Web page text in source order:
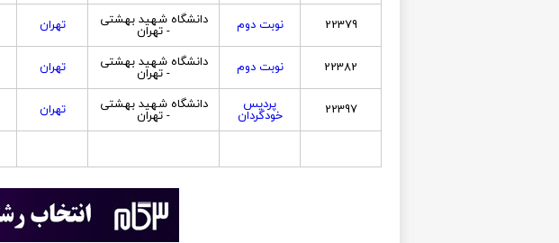
22379 نوبت دوم دانشگاه شهید بهشتی
- تهران تهران
22382 نوبت دوم دانشگاه شهید بهشتی
- تهران تهران
22397 پردیس
خودگردان
دانشگاه شهید بهشتی
- تهران تهران